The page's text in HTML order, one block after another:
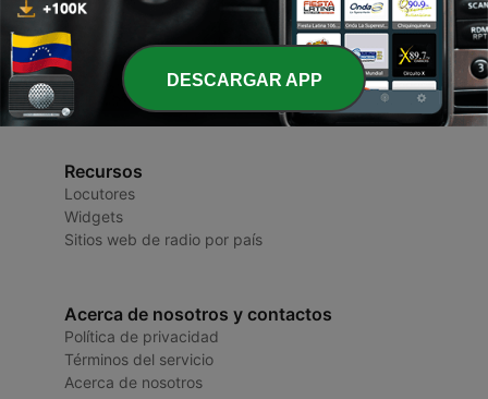
Radios de Venezuela
Recursos
Locutores
Widgets
Sitios web de radio por país
Acerca de nosotros y contactos
Política de privacidad
Términos del servicio
Acerca de nosotros
DESCARGAR APP